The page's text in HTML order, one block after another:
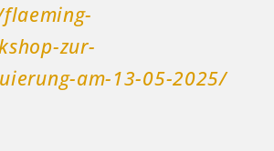
zur-
am-13-05-2025/